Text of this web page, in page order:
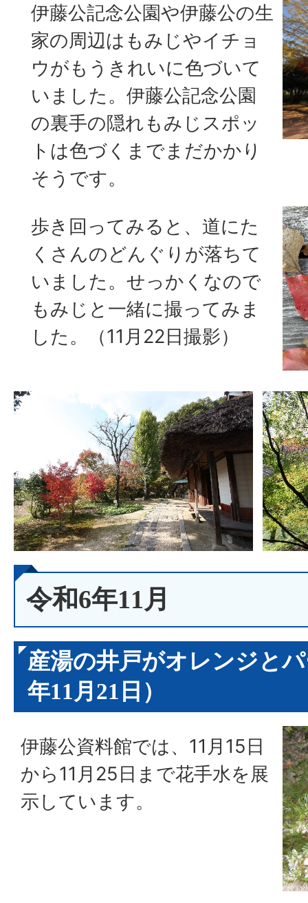
伊藤公記念公園や伊藤公の生
家の周辺はもみじやイチョ
ウがもうきれいに色づいて
いました。伊藤公記念公園
の裏手の隠れもみじスポッ
トは色づくまでまだかかり
そうです。
歩き回ってみると、道にた
くさんのどんぐりが落ちて
いました。せっかくなので
もみじと一緒に撮ってみま
した。（11月22日撮影）
令和6年11月
産湯の井戸がオレンジと
年11月21日）
伊藤公資料館では、11月15日
から11月25日まで花手水を展
示しています。